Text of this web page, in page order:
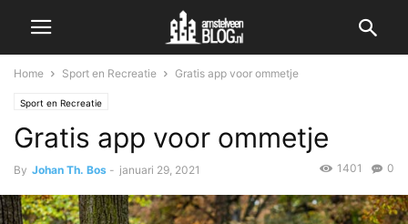
Home Sport en Recreatie Gratis app voor ommetje
Sport en Recreatie
Gratis app voor ommetje
By Johan Th. Bos - januari 29, 2021 0
1401